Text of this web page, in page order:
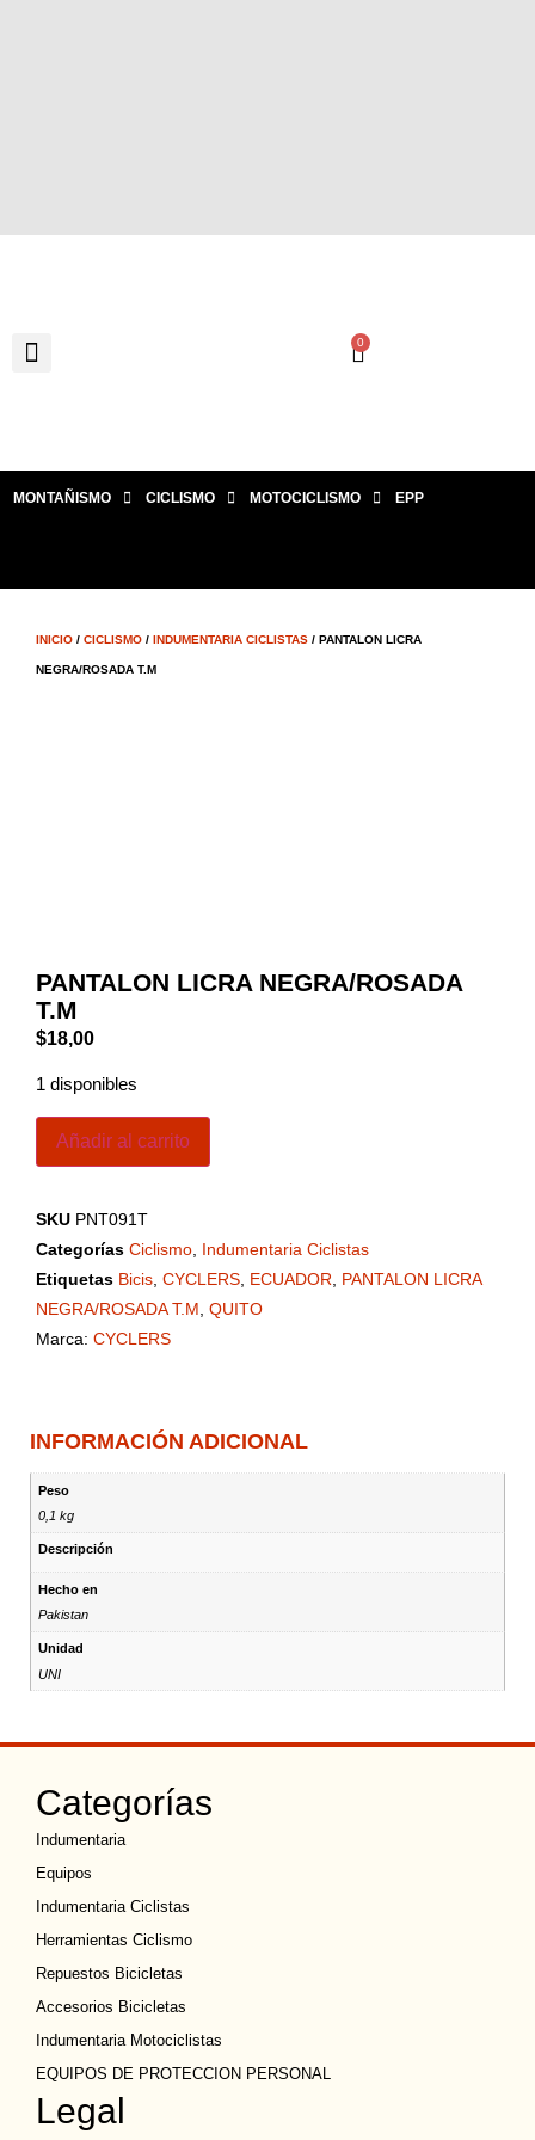
0
MONTAÑISMO CICLISMO MOTOCICLISMO EPP
INICIO / CICLISMO / INDUMENTARIA CICLISTAS / PANTALON LICRA
NEGRA/ROSADA T.M
PANTALON LICRA NEGRA/ROSADA
T.M
$18,00
1 disponibles
Añadir al carrito
SKU PNT091T
Categorías Ciclismo, Indumentaria Ciclistas
Etiquetas Bicis, CYCLERS, ECUADOR, PANTALON LICRA
NEGRA/ROSADA T.M, QUITO
Marca: CYCLERS
INFORMACIÓN ADICIONAL
Peso
0,1 kg
Descripción
Hecho en
Pakistan
Unidad
UNI
Categorías
Indumentaria
Equipos
Indumentaria Ciclistas
Herramientas Ciclismo
Repuestos Bicicletas
Accesorios Bicicletas
Indumentaria Motociclistas
EQUIPOS DE PROTECCION PERSONAL
Legal